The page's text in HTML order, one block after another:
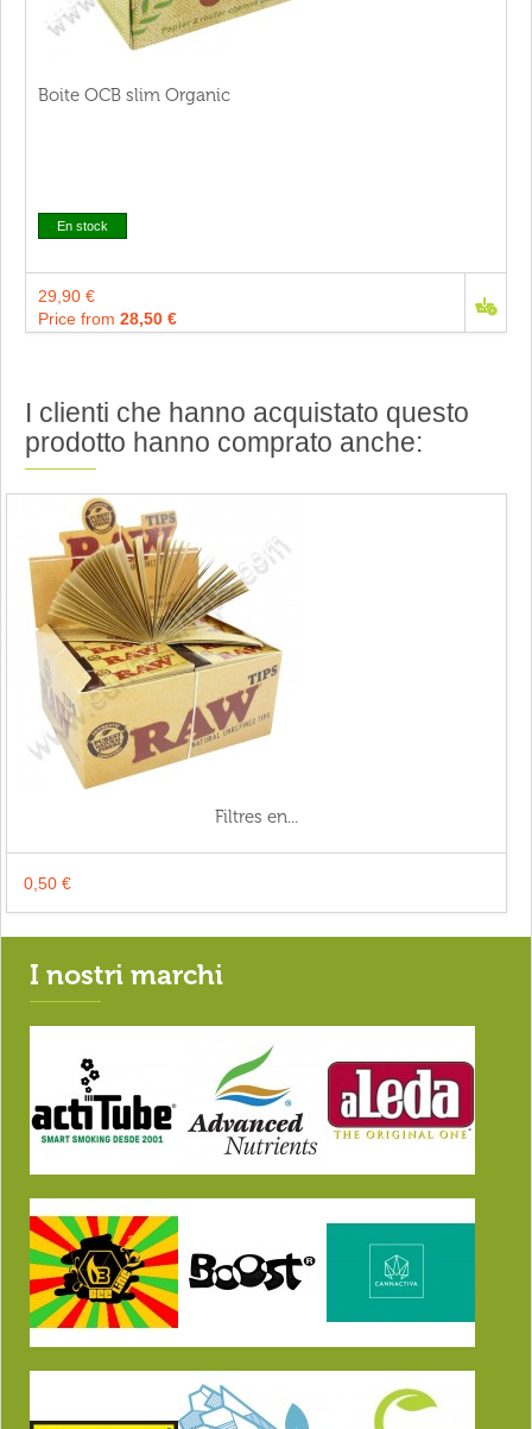
Boite OCB slim Organic
En stock
29,90 €
Price from 28,50 €
I clienti che hanno acquistato questo
prodotto hanno comprato anche:
Filtres en...
0,50 €
I nostri marchi